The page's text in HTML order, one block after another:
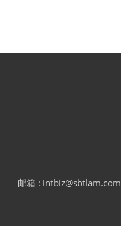
邮箱 : intbiz@sbtlam.com